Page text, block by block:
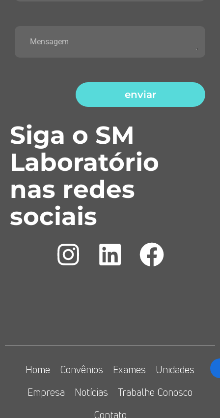
enviar
Siga o SM
Laboratório
nas redes
sociais
Home Convênios Exames
Unidades
Empresa
Notícias
Trabalhe Conosco
Contato